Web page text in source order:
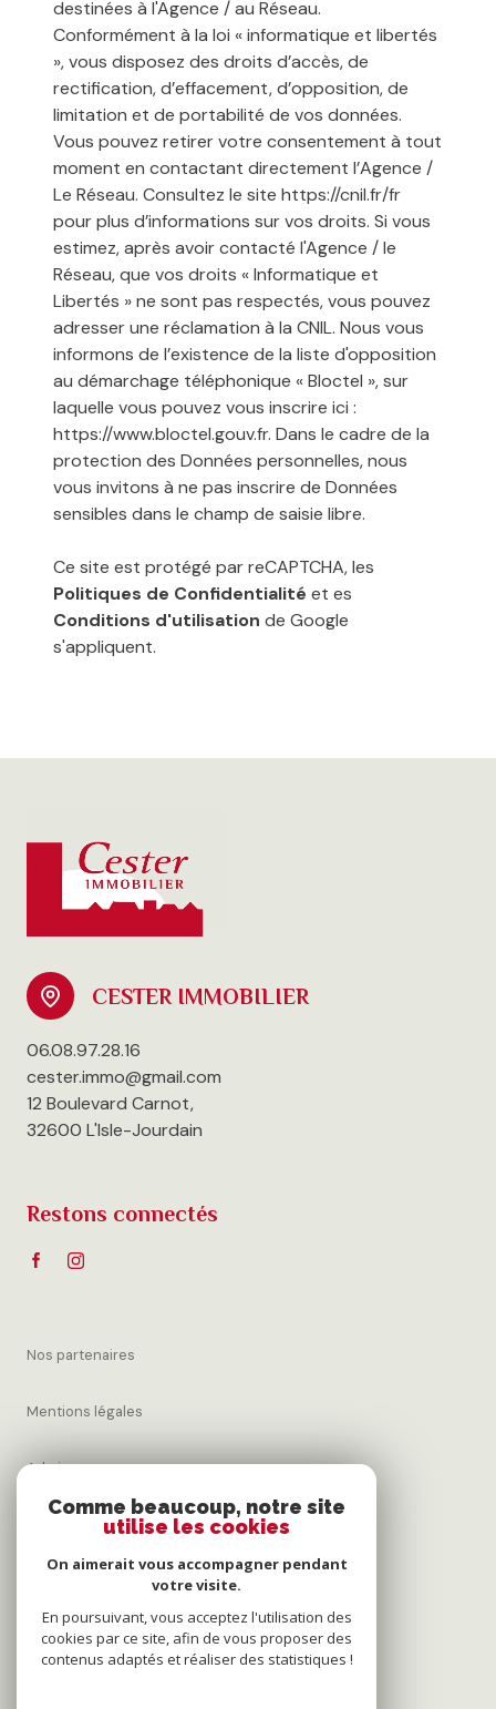
destinées à l'Agence / au Réseau.
Conformément à la loi « informatique et libertés
», vous disposez des droits d’accès, de
rectification, d’effacement, d’opposition, de
limitation et de portabilité de vos données.
Vous pouvez retirer votre consentement à tout
moment en contactant directement l’Agence /
Le Réseau. Consultez le site https://cnil.fr/fr
pour plus d’informations sur vos droits. Si vous
estimez, après avoir contacté l'Agence / le
Réseau, que vos droits « Informatique et
Libertés » ne sont pas respectés, vous pouvez
adresser une réclamation à la CNIL. Nous vous
informons de l’existence de la liste d'opposition
au démarchage téléphonique « Bloctel », sur
laquelle vous pouvez vous inscrire ici :
https://www.bloctel.gouv.fr. Dans le cadre de la
protection des Données personnelles, nous
vous invitons à ne pas inscrire de Données
sensibles dans le champ de saisie libre.
Ce site est protégé par reCAPTCHA, les
Politiques de Confidentialité et es
Conditions d'utilisation de Google
s'appliquent.
CESTER IMMOBILIER
06.08.97.28.16
cester.immo@gmail.com
12 Boulevard Carnot,
32600 L'Isle-Jourdain
Restons connectés
Nos partenaires
Mentions légales
Admin
Nos honoraires
Cookies
Comme beaucoup, notre site
utilise les cookies
On aimerait vous accompagner pendant
votre visite.
En poursuivant, vous acceptez l'utilisation des
cookies par ce site, afin de vous proposer des
contenus adaptés et réaliser des statistiques !